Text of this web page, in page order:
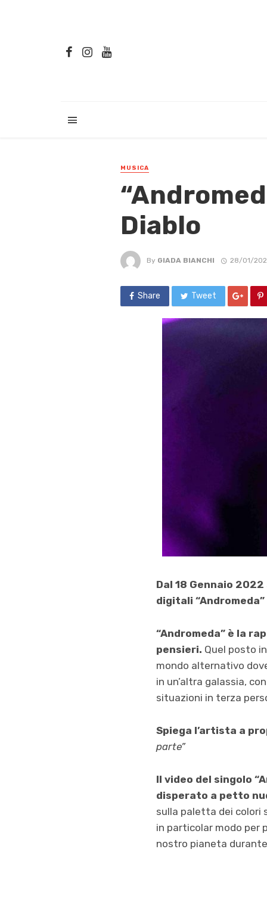
MUSICA
Diablo
By GIADA BIANCHI 28/01/
Share Tweet
Dal 18 Gennaio
digitali
“Andromeda” è la
pensieri. Quel posto
mondo alternativo
in un’altra galassia,
situazioni in terza
Spiega l’artista a
parte”
Il video del singolo
disperato a petto
sulla paletta dei colori
in particolar modo per
nostro pianeta